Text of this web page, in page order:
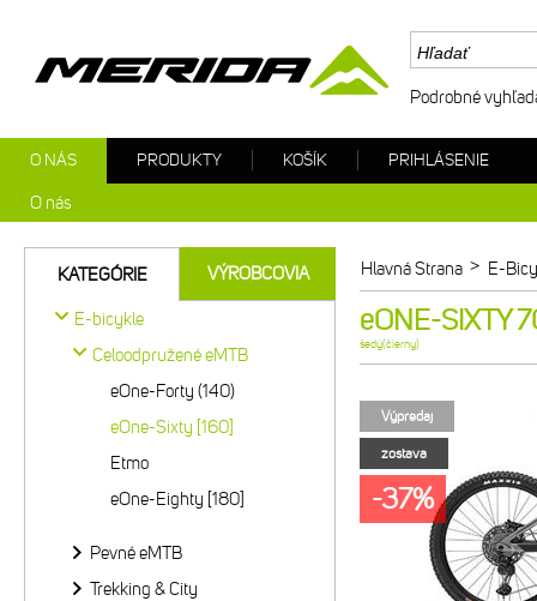
Hlavná Strana > E-
eONE-SIXTY
šedý(čierny)
Výpredaj
zostava
-37%
KATEGÓRIE VÝROBCOVIA
E-bicykle
Celoodpružené eMTB
eOne-Forty (140)
eOne-Sixty [160]
Etmo
eOne-Eighty [180]
Pevné eMTB
Trekking & City
Podrobné
O NÁS
O nás
PRODUKTY KOŠÍK PRIHLÁSENIE